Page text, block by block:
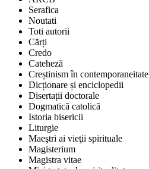
Serafica
Noutati
Toti autorii
Cărți
Credo
Cateheză
Creștinism în contemporaneitate
Dicționare și enciclopedii
Disertații doctorale
Dogmatică catolică
Istoria bisericii
Liturgie
Maeştri ai vieţii spirituale
Magisterium
Magistra vitae